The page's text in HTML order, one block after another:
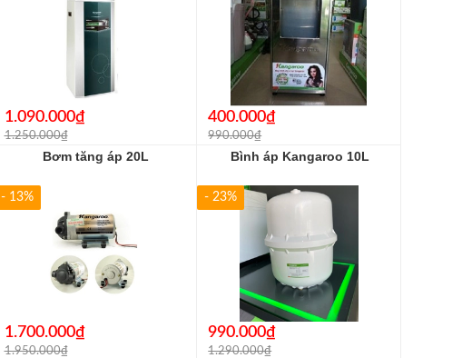
1.090.000₫
1.250.000₫
400.000₫
990.000₫
Bơm tăng áp 20L
- 13%
1.700.000₫
1.950.000₫
Bình áp Kangaroo 10L
- 23%
990.000₫
1.290.000₫